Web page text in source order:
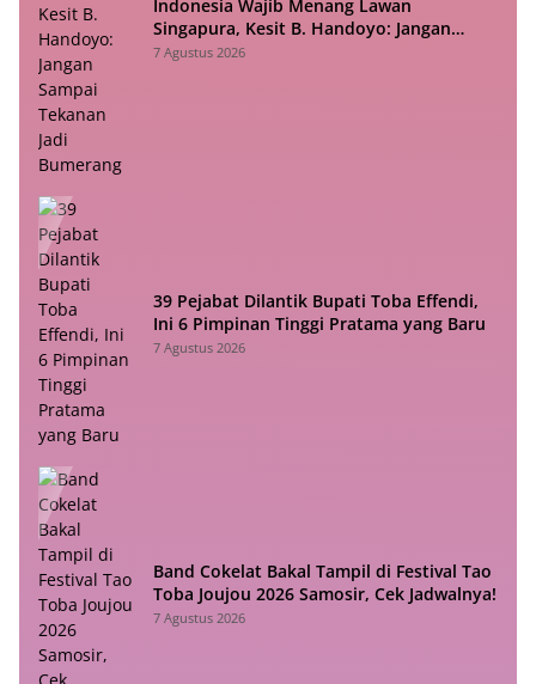
Indonesia Wajib Menang Lawan
Singapura, Kesit B. Handoyo: Jangan
Sampai Tekanan Jadi Bumerang
7 Agustus 2026
39 Pejabat Dilantik Bupati Toba Effendi,
Ini 6 Pimpinan Tinggi Pratama yang Baru
7 Agustus 2026
Band Cokelat Bakal Tampil di Festival Tao
Toba Joujou 2026 Samosir, Cek Jadwalnya!
7 Agustus 2026